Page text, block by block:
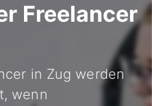
Freelancer
in Zug werden
wenn